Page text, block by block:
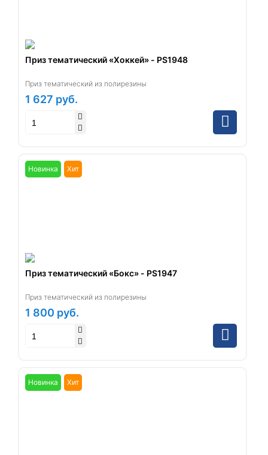
Приз тематический «Хоккей» - PS1948
Приз тематический из полирезины
1 627 руб.
Новинка Хит
Приз тематический «Бокс» - PS1947
Приз тематический из полирезины
1 800 руб.
Новинка Хит